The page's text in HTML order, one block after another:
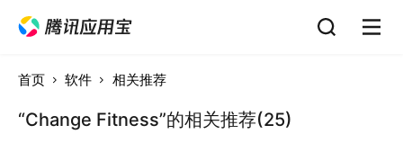
首页 软件 相关推荐
“Change Fitness”的相关推荐(25)